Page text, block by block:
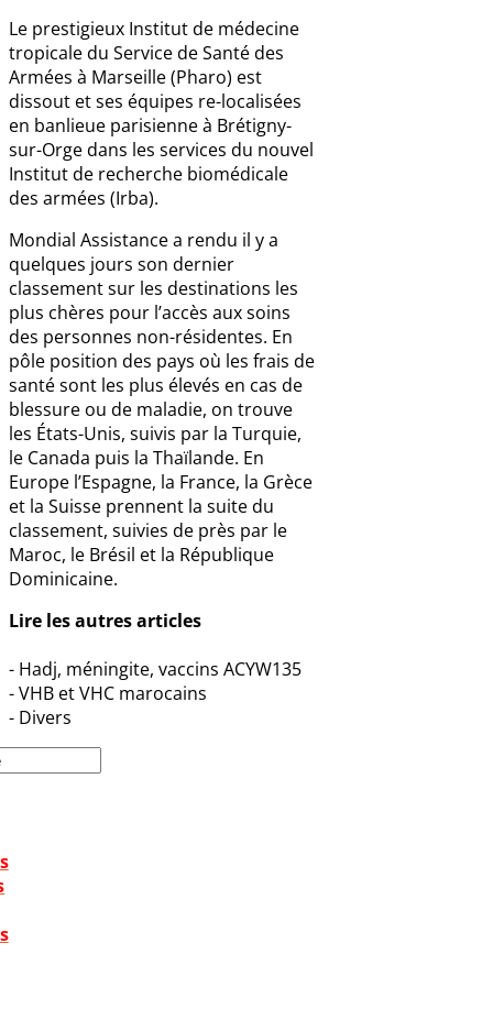
Le prestigieux Institut de médecine
tropicale du Service de Santé des
Armées à Marseille (Pharo) est
dissout et ses équipes re-localisées
en banlieue parisienne à Brétigny-
sur-Orge dans les services du nouvel
Institut de recherche biomédicale
des armées (Irba).
Mondial Assistance a rendu il y a
quelques jours son dernier
classement sur les destinations les
plus chères pour l’accès aux soins
des personnes non-résidentes. En
pôle position des pays où les frais de
santé sont les plus élevés en cas de
blessure ou de maladie, on trouve
les États-Unis, suivis par la Turquie,
le Canada puis la Thaïlande. En
Europe l’Espagne, la France, la Grèce
et la Suisse prennent la suite du
classement, suivies de près par le
Maroc, le Brésil et la République
Dominicaine.
Lire les autres articles
- Hadj, méningite, vaccins ACYW135
- VHB et VHC marocains
- Divers